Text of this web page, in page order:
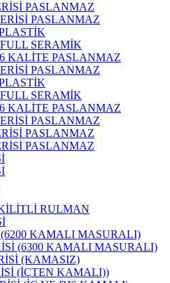
PASLANMAZ
PASLANMAZ
SERAMİK
KALİTE PASLANMAZ
PASLANMAZ
SERAMİK
KALİTE PASLANMAZ
PASLANMAZ
PASLANMAZ
PASLANMAZ
RULMAN
(6200 KAMALI MASURALI)
(6300 KAMALI MASURALI)
(KAMASIZ)
(İÇTEN KAMALI))